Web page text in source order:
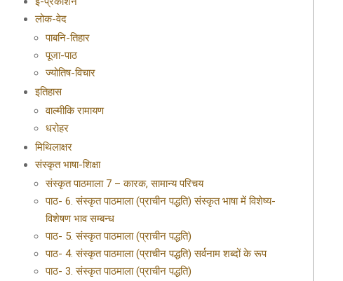
लोक-वेद
पाबनि-तिहार
पूजा-पाठ
ज्योतिष-विचार
इतिहास
वाल्मीकि रामायण
धरोहर
मिथिलाक्षर
संस्कृत भाषा-शिक्षा
संस्कृत पाठमाला 7 – कारक, सामान्य परिचय
पाठ- 6. संस्कृत पाठमाला (प्राचीन पद्धति) संस्कृत भाषा में विशेष्य-
विशेषण भाव सम्बन्ध
पाठ- 5. संस्कृत पाठमाला (प्राचीन पद्धति)
पाठ- 4. संस्कृत पाठमाला (प्राचीन पद्धति) सर्वनाम शब्दों के रूप
पाठ- 3. संस्कृत पाठमाला (प्राचीन पद्धति)